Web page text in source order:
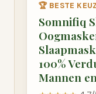
🏆 BESTE
Somnifiq
100%
Mannen